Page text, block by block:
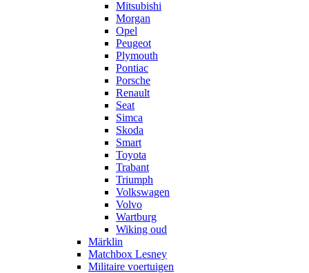
Mitsubishi
Morgan
Opel
Peugeot
Plymouth
Pontiac
Porsche
Renault
Seat
Simca
Skoda
Smart
Toyota
Trabant
Triumph
Volkswagen
Volvo
Wartburg
Wiking oud
Märklin
Matchbox Lesney
Militaire voertuigen